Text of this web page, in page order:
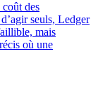
des
seuls, Ledger
mais
où une